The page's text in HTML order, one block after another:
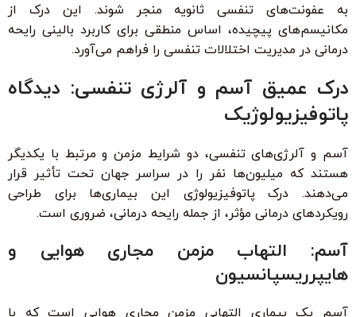
به عفونت‌های تنفسی ثانویه منجر شوند. این درک از
مکانیسم‌های پیچیده، اساس منطقی برای کاربرد بالینی رایحه
درمانی در مدیریت اختلالات تنفسی را فراهم می‌آورد.
درک عمیق آسم و آلرژی تنفسی: دیدگاه
پاتوفیزیولوژیک
آسم و آلرژی‌های تنفسی، دو شرایط مزمن و مرتبط با یکدیگر
هستند که میلیون‌ها نفر را در سراسر جهان تحت تأثیر قرار
می‌دهند. درک پاتوفیزیولوژی این بیماری‌ها برای طراحی
رویکردهای درمانی مؤثر، از جمله رایحه درمانی، ضروری است.
آسم: التهاب مزمن مجاری هوایی و
هایپرریسپانسیون
آسم یک بیماری التهابی مزمن مجاری هوایی است که با